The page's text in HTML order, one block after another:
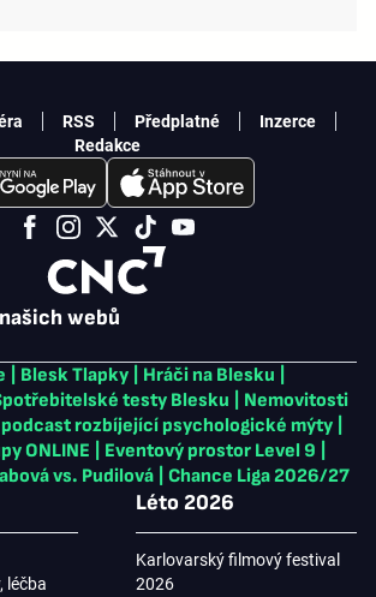
webů
Blesk Tlapky Hráči na Blesku
testy Blesku
Nemovitosti
rozbíjející psychologické mýty
ONLINE
Eventový prostor Level 9
vs. Pudilová
Chance Liga 2026/27
léčba
Léto 2026
Karlovarský filmový festival
2026
RSS Předplatné
Inzerce
Redakce